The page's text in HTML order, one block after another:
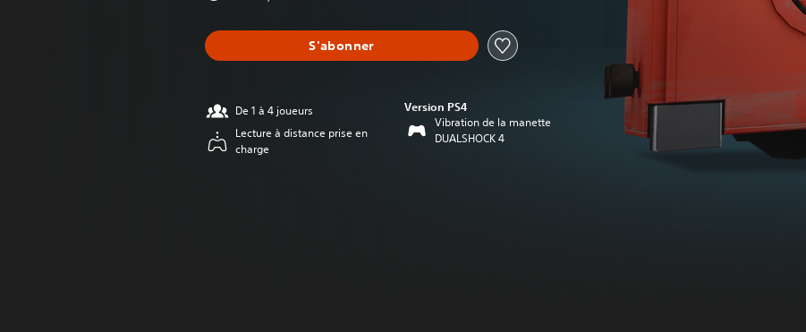
S'abonner
De 1 à 4 joueurs
Lecture à distance prise en
charge
Version PS4
Vibration de la manette
DUALSHOCK 4